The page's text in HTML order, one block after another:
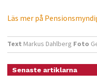
Läs mer på
Text Markus Dahlberg Foto
Senaste artiklarna